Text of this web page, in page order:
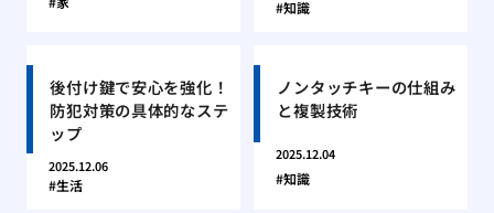
知識
後付け鍵で安心を強化！
防犯対策の具体的なステ
ップ
2025.12.06
生活
ノンタッチキーの仕組み
と複製技術
2025.12.04
知識